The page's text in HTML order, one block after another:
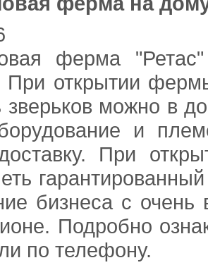
ферма "Ретас"
открытии
зверьков можно в
и
доставку. При
бизнеса с
Подробно
по телефону.